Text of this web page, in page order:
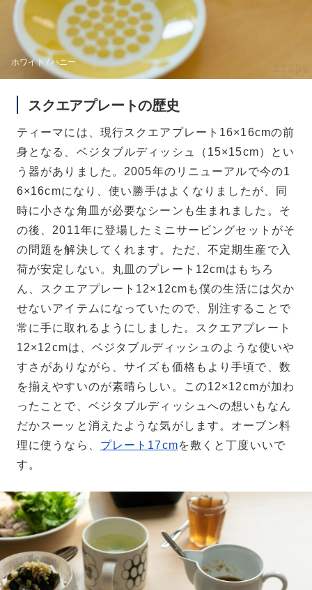
ホワイト / ハニー
スクエアプレートの歴史
ティーマには、現行スクエアプレート16×16cmの前
身となる、ベジタブルディッシュ（15×15cm）とい
う器がありました。2005年のリニューアルで今の1
6×16cmになり、使い勝手はよくなりましたが、同
時に小さな角皿が必要なシーンも生まれました。そ
の後、2011年に登場したミニサービングセットがそ
の問題を解決してくれます。ただ、不定期生産で入
荷が安定しない。丸皿のプレート12cmはもちろ
ん、スクエアプレート12×12cmも僕の生活には欠か
せないアイテムになっていたので、別注することで
常に手に取れるようにしました。スクエアプレート
12×12cmは、ベジタブルディッシュのような使いや
すさがありながら、サイズも価格もより手頃で、数
を揃えやすいのが素晴らしい。この12×12cmが加わ
ったことで、ベジタブルディッシュへの想いもなん
だかスーッと消えたような気がします。オーブン料
理に使うなら、 プレート17cmを敷くと丁度いいで
す。